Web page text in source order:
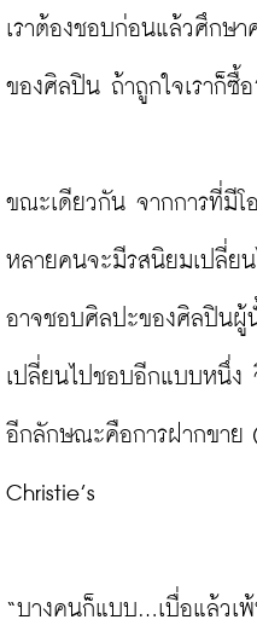
เราต้องชอบก่อนแล้วศึกษ
ของศิลปิน ถ้าถูกใจเราก็ซื้อ
ขณะเดียวกัน จากการที่มี
หลายคนจะมีรสนิยมเปลี่ย
อาจชอบศิลปะของศิลปินผู้
เปลี่ยนไปชอบอีกแบบหนึ่ง
อีกลักษณะคือการฝากขาย
Christie’s
“บางคนก็แบบ...เบื่อแล้วเ